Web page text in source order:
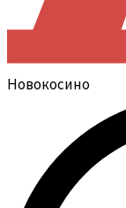
Новокосино